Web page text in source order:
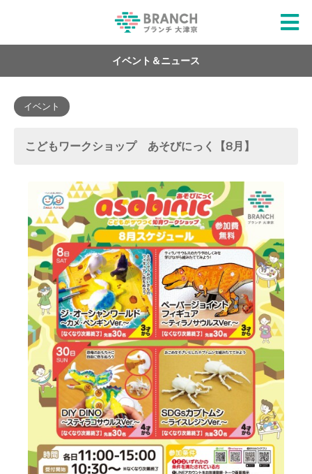
イベント＆ニュース
イベント
こどもワークショップ あそびにっく【8月】